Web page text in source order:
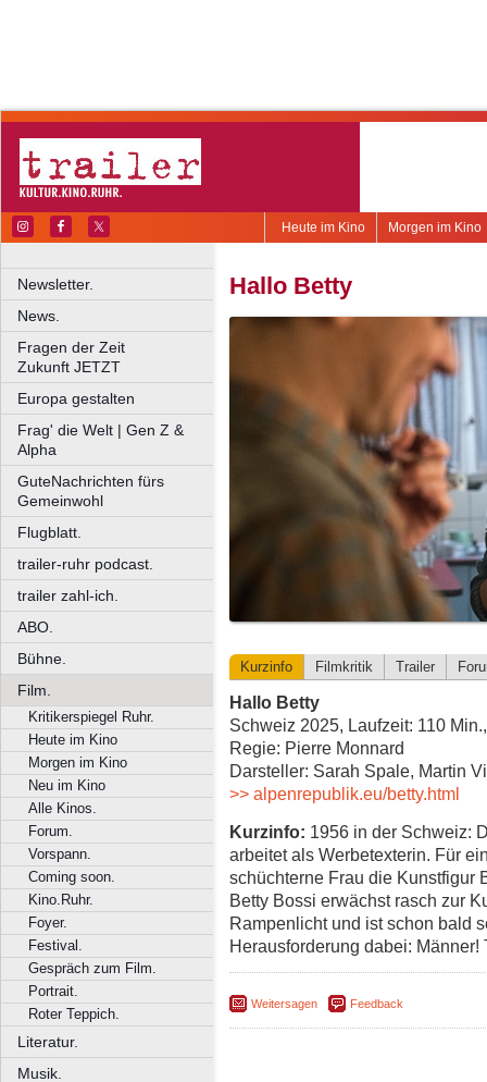
Morgen im Kino
Heute im Kino
Newsletter.
News.
Fragen der Zeit
Zukunft JETZT
Europa gestalten
Frag' die Welt | Gen Z &
Alpha
GuteNachrichten fürs
Gemeinwohl
Flugblatt.
trailer-ruhr podcast.
trailer zahl-ich.
ABO.
Bühne.
Film.
Kritikerspiegel Ruhr.
Heute im Kino
Morgen im Kino
Neu im Kino
Alle Kinos.
Forum.
Vorspann.
Coming soon.
Kino.Ruhr.
Foyer.
Festival.
Gespräch zum Film.
Portrait.
Roter Teppich.
Literatur.
Musik.
Hallo Betty
Kurzinfo Filmkritik Trailer
Hallo Betty
Schweiz 2025, Laufzeit: 110
Regie: Pierre Monnard
Darsteller: Sarah Spale, Martin
>> alpenrepublik.eu/betty.html
Kurzinfo: 1956 in der Schweiz:
arbeitet als Werbetexterin. Für
schüchterne Frau die Kunstfigur
Betty Bossi erwächst rasch zur
Rampenlicht und ist schon bald
Herausforderung dabei:
Weitersagen Feedback